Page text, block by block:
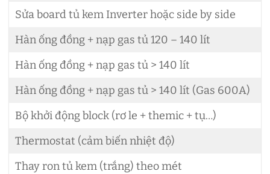
Sửa board tủ kem Inverter hoặc side by side
Hàn ống đồng + nạp gas tủ 120 – 140 lít
Hàn ống đồng + nạp gas tủ > 140 lít
Hàn ống đồng + nạp gas tủ > 140 lít (Gas 600A)
Bộ khởi động block (rơ le + themic + tụ…)
Thermostat (cảm biến nhiệt độ)
Thay ron tủ kem (trắng) theo mét